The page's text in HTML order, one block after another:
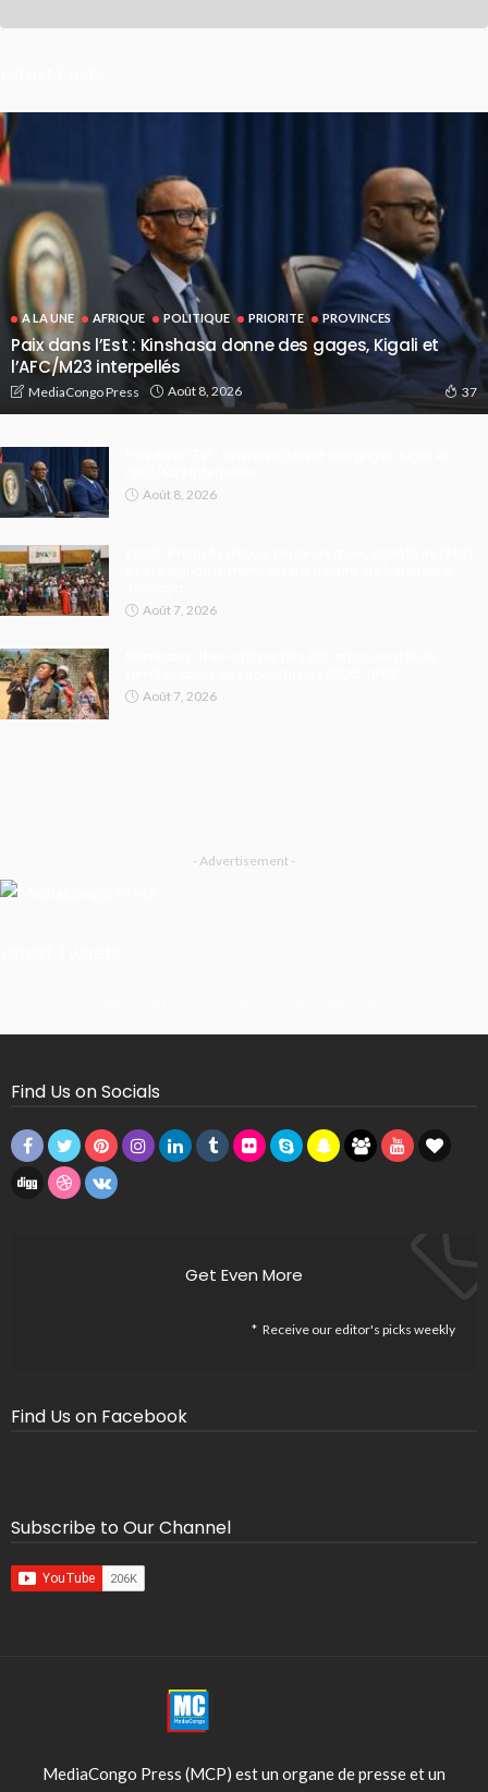
A LA UNE AFRIQUE POLITIQUE PRIORITE PROVINCES
Paix dans l’Est : Kinshasa donne des gages, Kigali et
l’AFC/M23 interpellés
MediaCongo Press Août 8, 2026 37
Août 8, 2026
Août 7, 2026
Août 7, 2026
- Advertisement -
Find Us on Socials
Get Even More
Receive our editor's picks weekly
Find Us on Facebook
Subscribe to Our Channel
MediaCongo Press (MCP) est un organe de presse et un